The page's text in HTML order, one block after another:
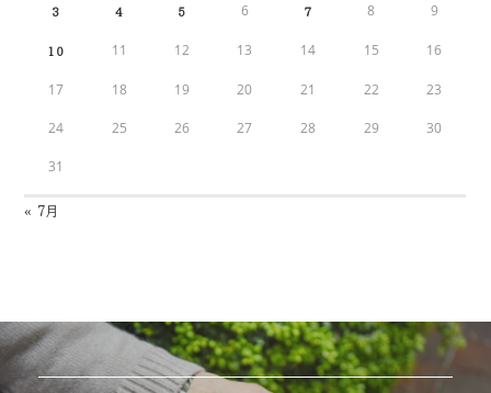
3 4 5 6 7 8 9
10 11 12 13 14 15 16
17 18 19 20 21 22 23
24 25 26 27 28 29 30
31
« 7月